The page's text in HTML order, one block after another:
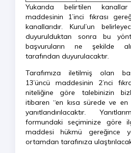
Yukarıda belirtilen kanallar
maddesinin 1’inci fıkrası
kanallarıdır. Kurul’un
duyurulduktan sonra bu
başvuruların ne şekilde
tarafından duyurulacaktır.
Tarafımıza iletilmiş olan
13’üncü maddesinin 2’nci
niteliğine göre talebinizin
itibaren “en kısa sürede ve
yanıtlandırılacaktır.
formundaki seçiminize göre
maddesi hükmü gereğince
ortamdan tarafınıza